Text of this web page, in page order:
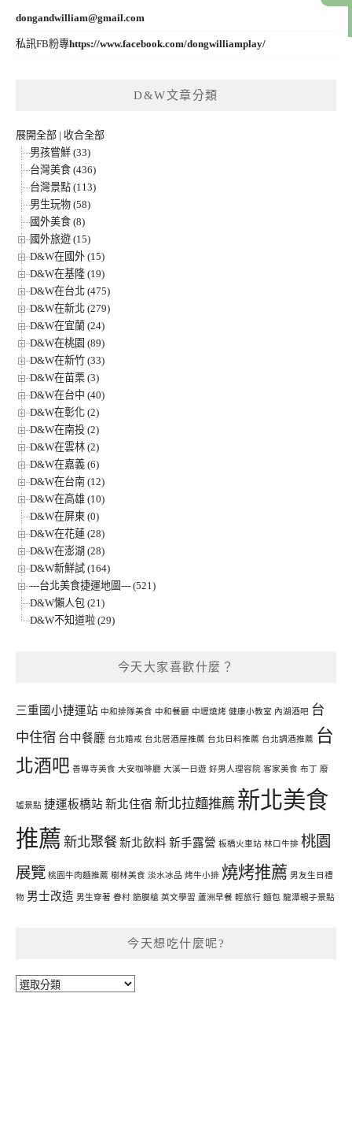
dongandwilliam@gmail.com
私訊FB粉專https://www.facebook.com/dongwilliamplay/
D&W文章分類
展開全部 | 收合全部
男孩嘗鮮 (33)
台灣美食 (436)
台灣景點 (113)
男生玩物 (58)
國外美食 (8)
國外旅遊 (15)
D&W在國外 (15)
D&W在基隆 (19)
D&W在台北 (475)
D&W在新北 (279)
D&W在宜蘭 (24)
D&W在桃園 (89)
D&W在新竹 (33)
D&W在苗栗 (3)
D&W在台中 (40)
D&W在彰化 (2)
D&W在南投 (2)
D&W在雲林 (2)
D&W在嘉義 (6)
D&W在台南 (12)
D&W在高雄 (10)
D&W在屏東 (0)
D&W在花蓮 (28)
D&W在澎湖 (28)
D&W新鮮試 (164)
---台北美食捷運地圖--- (521)
D&W懶人包 (21)
D&W不知道啦 (29)
今天大家喜歡什麼？
三重國小捷運站 中和排隊美食 中和餐廳 中壢燒烤 健康小教室 內湖酒吧 台
中住宿 台中餐廳 台北婚戒 台北居酒屋推薦 台北日料推薦 台北調酒推薦 台
北酒吧 善導寺美食 大安咖啡廳 大溪一日遊 好男人理容院 客家美食 布丁 廢
墟景點 捷運板橋站 新北住宿 新北拉麵推薦 新北美食
推薦 新北聚餐新北飲料 新手露營 板橋火車站 林口牛排 桃園
展覽 桃園牛肉麵推薦 樹林美食 淡水冰品 烤牛小排 燒烤推薦 男友生日禮
物 男士改造 男生穿著 眷村 筋膜槍 英文學習 蘆洲早餐 輕旅行 麵包 龍潭親子景點
今天想吃什麼呢?
今